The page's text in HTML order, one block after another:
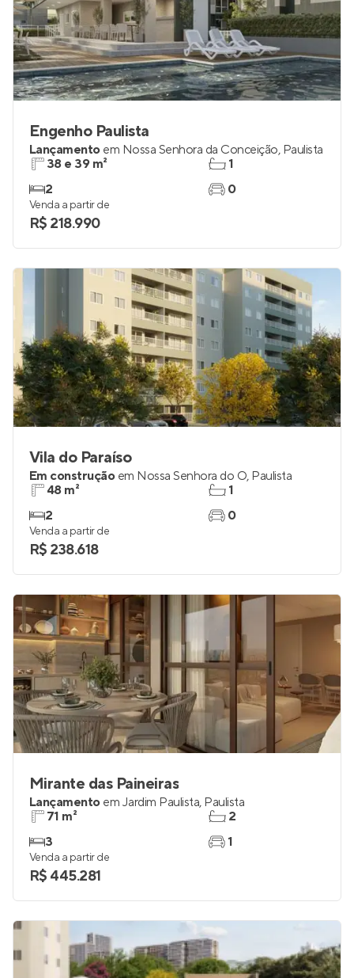
Engenho Paulista
Lançamento em Nossa Senhora da Conceição, Paulista
38 e 39 m²
2
1
0
Venda a partir de
R$ 218.990
Vila do Paraíso
Em construção em Nossa Senhora do Ó, Paulista
48 m²
2
1
0
Venda a partir de
R$ 238.618
Mirante das Paineiras
Lançamento em Jardim Paulista, Paulista
71 m²
3
2
1
Venda a partir de
R$ 445.281